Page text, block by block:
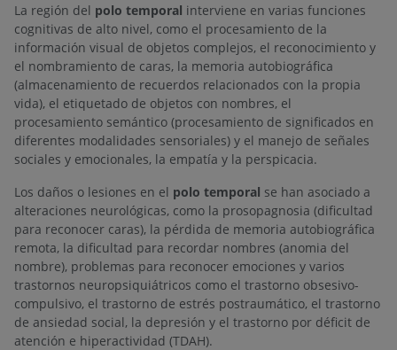
La región del polo temporal interviene en varias funciones
cognitivas de alto nivel, como el procesamiento de la
información visual de objetos complejos, el reconocimiento y
el nombramiento de caras, la memoria autobiográfica
(almacenamiento de recuerdos relacionados con la propia
vida), el etiquetado de objetos con nombres, el
procesamiento semántico (procesamiento de significados en
diferentes modalidades sensoriales) y el manejo de señales
sociales y emocionales, la empatía y la perspicacia.
Los daños o lesiones en el polo temporal se han asociado a
alteraciones neurológicas, como la prosopagnosia (dificultad
para reconocer caras), la pérdida de memoria autobiográfica
remota, la dificultad para recordar nombres (anomia del
nombre), problemas para reconocer emociones y varios
trastornos neuropsiquiátricos como el trastorno obsesivo-
compulsivo, el trastorno de estrés postraumático, el trastorno
de ansiedad social, la depresión y el trastorno por déficit de
atención e hiperactividad (TDAH).